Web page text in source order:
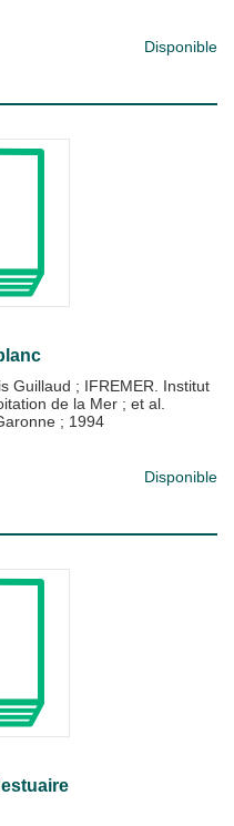
Disponible
Guillaud ; IFREMER. Institut
de la Mer ; et al.
; 1994
Disponible